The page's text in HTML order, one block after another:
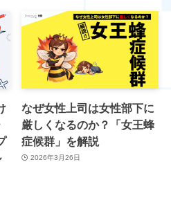
なぜ女性上司は女性部下に
厳しくなるのか？「女王蜂
症候群」を解説
2026年3月26日